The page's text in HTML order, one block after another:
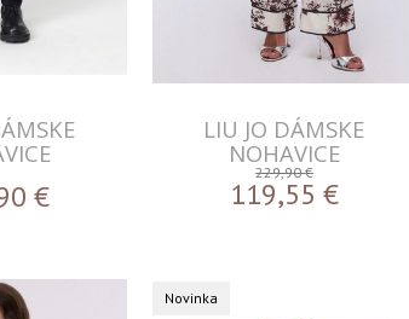
€
LIU JO DÁMSKE
NOHAVICE
229,90 €
119,55 €
Novinka